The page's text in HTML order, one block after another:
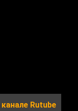
канале Rutube